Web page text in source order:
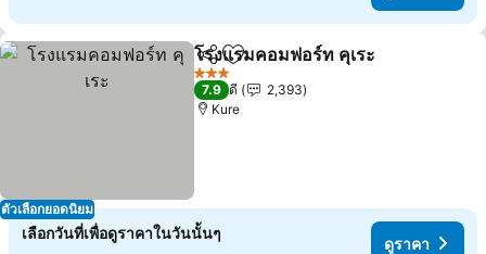
ตัวเลือกยอดนิยม
แชร์ เพิ่มในรายการโปรด
โรงแรมคอมฟอร์ท คุเระ
3 ดาว
7.9 ดี
2,393
Kure
เลือกวันที่เพื่อดูราคาในวันนั้นๆ
ดูราคา